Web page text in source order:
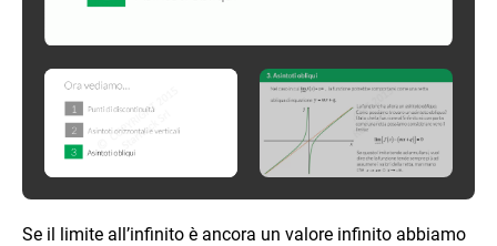
Se il limite all’infinito è ancora un valore infinito abbiamo